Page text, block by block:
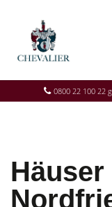
0800 22 100 22